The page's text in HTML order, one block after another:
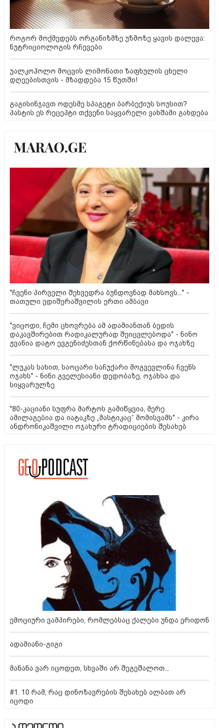
როგორ მოქმედებს ორგანიზმზე უზმოზე ყავის დალევა:
ნუტრიციოლოგის რჩევები
უალკოჰოლო მოცვის ლიმონათი ზაფხულის ცხელი
დღეებისთვის - მზადდება 15 წუთში!
გაგისინჯავთ ოდესმე სპაგეტი ბარბექიუს სოუსით?
პასტის ეს რეცეპტი თქვენი საყვარელი ვახშამი გახდება
"ჩვენი პირველი შეხვედრა ბუნდოვნად მახსოვს..." -
თათული ედიშერაშვილის ერთი ამბავი
"ვიცოდი, ჩემი ცხოვრება ამ ადამიანთან ბედის
დაკავშირებით რადიკალურად შეიცვლებოდა" - ნინო
ჟვანია დატო ევგენიძესთან ქორწინებასა და ოჯახზე
"ლუკას სახით, საოცარი საჩუქარი მოგვევლინა ჩვენს
ოჯახს" - ნინი გველესიანი დედობაზე, ოჯახსა და
სიყვარულზე
"80-კაციანი სუფრა მარტოს გამიწყვია, მერე
ამილაგებია და იატაკზე „მასტიკაც“ მომისვამს" - კირა
ანდრონიკაშვილი ოჯახური ტრადიციების შესახებ
ემოციური ვამპირები, რომლებსაც ქალები უნდა ერიდონ
ადამიანი-გიგი
მანანა ვარ იცოდეთ, სხვაში არ შეგეშალოთ...
#1. 10 რამ, რაც დინოზავრების შესახებ ალბათ არ
იცოდი